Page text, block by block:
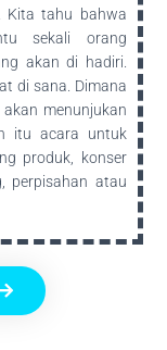
Kita tahu bahwa
sekali orang
akan di hadiri.
di sana. Dimana
menunjukan
itu acara untuk
produk, konser
perpisahan atau